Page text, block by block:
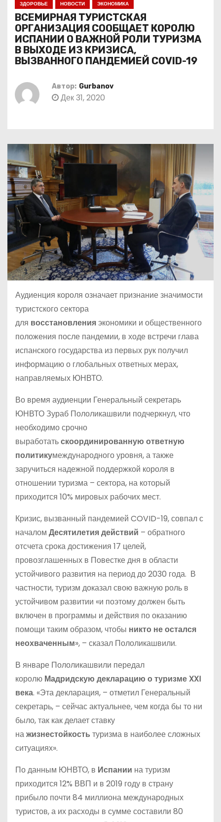
ЗДОРОВЬЕ НОВОСТИ ЭКОНОМИКА
ВСЕМИРНАЯ ТУРИСТСКАЯ
ОРГАНИЗАЦИЯ СООБЩАЕТ КОРОЛЮ
ИСПАНИИ О ВАЖНОЙ РОЛИ ТУРИЗМА
В ВЫХОДЕ ИЗ КРИЗИСА,
ВЫЗВАННОГО ПАНДЕМИЕЙ COVID-19
Автор: Gurbanov
Дек 31, 2020
Аудиенция короля означает признание значимости
туристского сектора
для восстановленияэкономики и общественного
положения после пандемии, в ходе встречи глава
испанского государства из первых рук получил
информацию о глобальных ответных мерах,
направляемых ЮНВТО.
Во время аудиенции Генеральный секретарь
ЮНВТО Зураб Пололикашвили подчеркнул, что
необходимо срочно
выработатьскоординированную ответную
политикумеждународного уровня, а также
заручиться надежной поддержкой короля в
отношении туризма – сектора, на который
приходится 10% мировых рабочих мест.
Кризис, вызванный пандемией COVID-19, совпал с
началом Десятилетия действий – обратного
отсчета срока достижения 17 целей,
провозглашенных в Повестке дня в области
устойчивого развития на период до 2030 года. В
частности, туризм доказал свою важную роль в
устойчивом развитии «и поэтому должен быть
включен в программы и действия по оказанию
помощи таким образом, чтобы никто не остался
неохваченным», – сказал Пололикашвили.
В январе Пололикашвили передал
королю Мадридскую декларацию о туризме XXI
века. «Эта декларация, – отметил Генеральный
секретарь, – сейчас актуальнее, чем когда бы то ни
было, так как делает ставку
нажизнестойкость туризма в наиболее сложных
ситуациях».
По данным ЮНВТО, в Испании на туризм
приходится 12% ВВП и в 2019 году в страну
прибыло почти 84 миллиона международных
туристов, а их расходы в сумме составили 80